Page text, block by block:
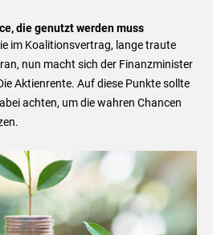
die genutzt werden muss
im Koalitionsvertrag, lange traute
nun macht sich der Finanzminister
Aktienrente. Auf diese Punkte sollte
achten, um die wahren Chancen